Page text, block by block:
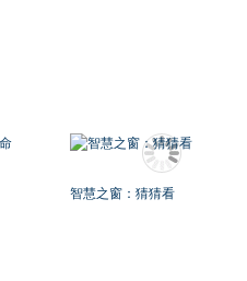
智慧之窗：猜猜看